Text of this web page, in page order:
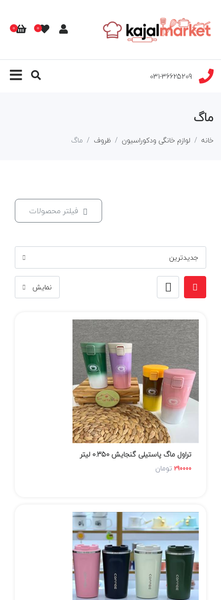
0
0
031-36625209
ماگ
خانه لوازم خانگی ودکوراسیون ظروف ماگ
فیلتر محصولات
تراول ماگ پاستیلی گنجایش 0.350 لیتر
290000 تومان